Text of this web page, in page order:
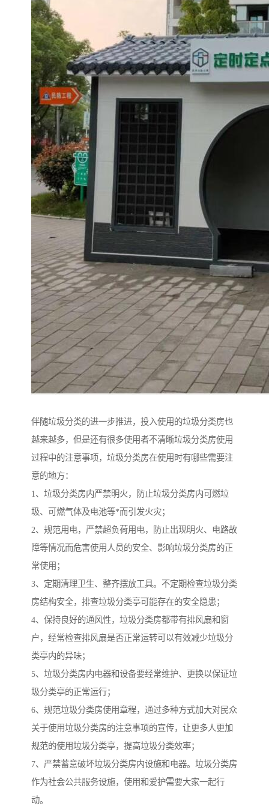
伴随垃圾分类的进一步推进，投入使用的垃圾分类房也
越来越多，但是还有很多使用者不清晰垃圾分类房使用
过程中的注意事项，垃圾分类房在使用时有哪些需要注
意的地方：
1、垃圾分类房内严禁明火，防止垃圾分类房内可燃垃
圾、可燃气体及电池等*而引发火灾；
2、规范用电，严禁超负荷用电，防止出现明火、电路故
障等情况而危害使用人员的安全、影响垃圾分类房的正
常使用；
3、定期清理卫生、整齐摆放工具。不定期检查垃圾分类
房结构安全，排查垃圾分类亭可能存在的安全隐患；
4、保持良好的通风性，垃圾分类房都带有排风扇和窗
户，经常检查排风扇是否正常运转可以有效减少垃圾分
类亭内的异味；
5、垃圾分类房内电器和设备要经常维护、更换以保证垃
圾分类亭的正常运行；
6、规范垃圾分类房使用章程，通过多种方式加大对民众
关于使用垃圾分类房的注意事项的宣传，让更多人更加
规范的使用垃圾分类亭，提高垃圾分类效率；
7、严禁蓄意破坏垃圾分类房内设施和电器。垃圾分类房
作为社会公共服务设施，使用和爱护需要大家一起行
动。